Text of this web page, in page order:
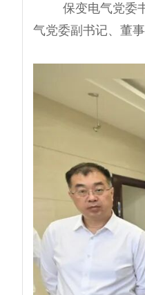
保变电气党委
气党委副书记、董